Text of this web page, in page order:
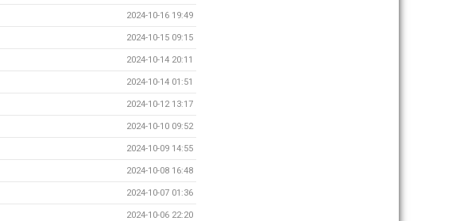
2024-10-16 19:49
2024-10-15 09:15
2024-10-14 20:11
2024-10-14 01:51
2024-10-12 13:17
2024-10-10 09:52
2024-10-09 14:55
2024-10-08 16:48
2024-10-07 01:36
2024-10-06 22:20